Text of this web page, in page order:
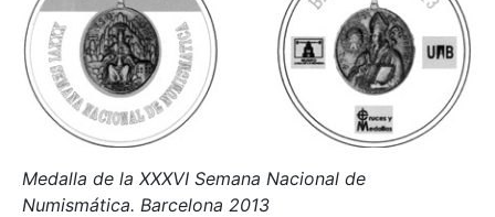
Medalla de la XXXVI Semana Nacional de
Numismática. Barcelona 2013